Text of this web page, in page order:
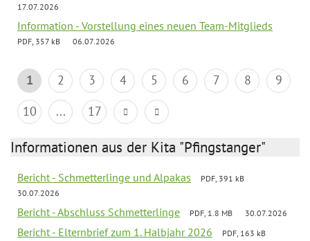
17.07.2026
Information - Vorstellung eines neuen Team-Mitglieds
PDF, 357 kB 06.07.2026
1 2 3 4 5 6 7 8
9
10
... 17
Informationen aus der Kita "Pfingstanger"
Bericht - Schmetterlinge und Alpakas
PDF, 391 kB
30.07.2026
Bericht - Abschluss Schmetterlinge PDF, 1.8 MB 30.07.2026
Bericht - Elternbrief zum 1. Halbjahr 2026
PDF, 163 kB